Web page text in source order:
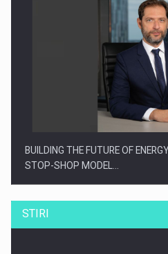
BUILDING THE FUTURE OF
STOP-SHOP MODEL…
STIRI